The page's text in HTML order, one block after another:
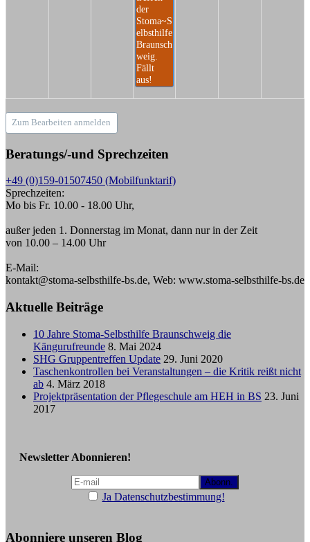
der
Stoma~S
elbsthilfe
Braunsch
weig.
Fällt
aus!
Zum Bearbeiten anmelden
Beratungs/-und Sprechzeiten
+49 (0)159-01507450 (Mobilfunktarif)
Sprechzeiten:
Mo bis Fr. 10.00 - 18.00 Uhr,
außer jeden 1. Donnerstag im Monat, dann nur in der Zeit
von 10.00 – 14.00 Uhr
E-Mail:
kontakt@stoma-selbsthilfe-bs.de, Web: www.stoma-selbsthilfe-bs.de
Aktuelle Beiträge
10 Jahre Stoma-Selbsthilfe Braunschweig die
Kängurufreunde 8. Mai 2024
SHG Gruppentreffen Update 29. Juni 2020
Taschenkontrollen bei Veranstaltungen – die Kritik reißt nicht
ab 4. März 2018
Projektpräsentation der Pflegeschule am HEH in BS 23. Juni
2017
Newsletter Abonnieren!
Ja Datenschutzbestimmung!
Abonniere unseren Blog